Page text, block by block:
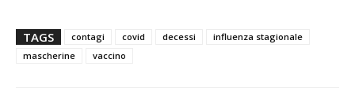
TAGS contagi covid decessi
influenza stagionale
mascherine
vaccino